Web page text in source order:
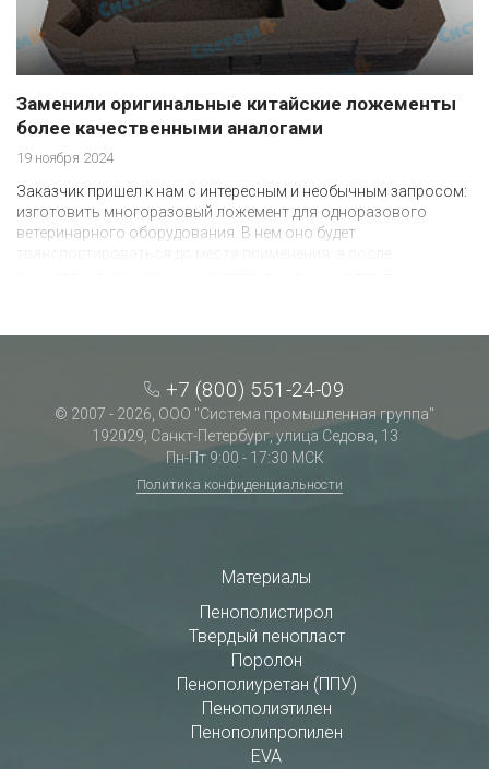
Заменили оригинальные китайские ложементы
более качественными аналогами
19 ноября 2024
Заказчик пришел к нам с интересным и необычным запросом:
изготовить многоразовый ложемент для одноразового
ветеринарного оборудования. В нем оно будет
+7 (800) 551-24-09
© 2007 - 2026, ООО "Система промышленная группа"
192029, Санкт-Петербург, улица Седова, 13
Пн-Пт 9:00 - 17:30 МСК
Политика конфиденциальности
Материалы
Пенополистирол
Твердый пенопласт
Поролон
Пенополиуретан (ППУ)
Пенополиэтилен
Пенополипропилен
EVA